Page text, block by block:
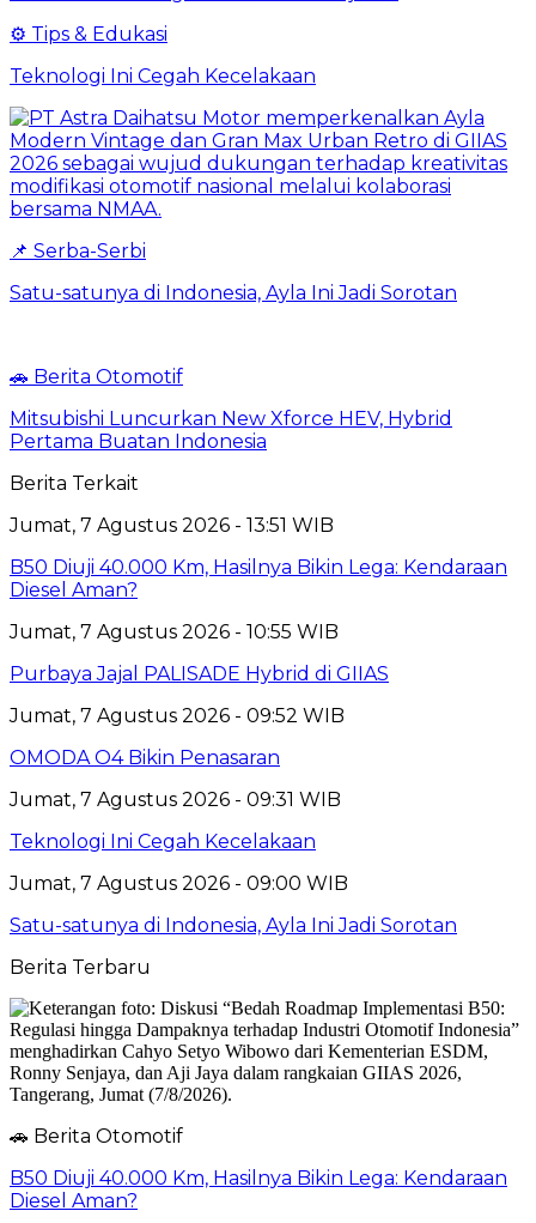
⚙️ Tips & Edukasi
Teknologi Ini Cegah Kecelakaan
📌 Serba-Serbi
Satu-satunya di Indonesia, Ayla Ini Jadi Sorotan
🚗 Berita Otomotif
Mitsubishi Luncurkan New Xforce HEV, Hybrid
Pertama Buatan Indonesia
Berita Terkait
Jumat, 7 Agustus 2026 - 13:51 WIB
B50 Diuji 40.000 Km, Hasilnya Bikin Lega: Kendaraan
Diesel Aman?
Jumat, 7 Agustus 2026 - 10:55 WIB
Purbaya Jajal PALISADE Hybrid di GIIAS
Jumat, 7 Agustus 2026 - 09:52 WIB
OMODA O4 Bikin Penasaran
Jumat, 7 Agustus 2026 - 09:31 WIB
Teknologi Ini Cegah Kecelakaan
Jumat, 7 Agustus 2026 - 09:00 WIB
Satu-satunya di Indonesia, Ayla Ini Jadi Sorotan
Berita Terbaru
🚗 Berita Otomotif
B50 Diuji 40.000 Km, Hasilnya Bikin Lega: Kendaraan
Diesel Aman?